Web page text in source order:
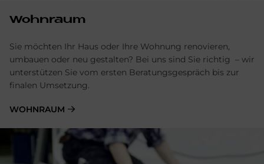
Wohnraum
Sie möchten Ihr Haus oder Ihre Wohnung renovieren,
umbauen oder neu gestalten? Bei uns sind Sie richtig – wir
unterstützen Sie vom ersten Beratungsgespräch bis zur
finalen Umsetzung.
WOHNRAUM